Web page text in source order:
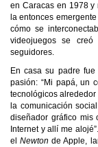
en Caracas en 1978 y
la entonces
cómo se
videojuegos se
seguidores.
En casa su padre
pasión: “Mi papá, un
tecnológicos
la comunicación
diseñador gráfico mis
Internet y allí me
elNewton de Apple,